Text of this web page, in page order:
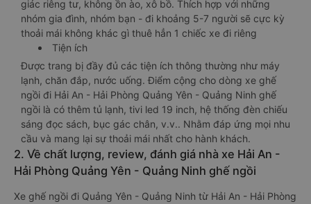
giác riêng tư, không ồn ào, xô bồ. Thích hợp với những
nhóm gia đình, nhóm bạn - đi khoảng 5-7 người sẽ cực kỳ
thoải mái không khác gì thuê hẳn 1 chiếc xe đi riêng
Tiện ích
Được trang bị đầy đủ các tiện ích thông thường như máy
lạnh, chăn đắp, nước uống. Điểm cộng cho dòng xe ghế
ngồi đi Hải An - Hải Phòng Quảng Yên - Quảng Ninh ghế
ngồi là có thêm tủ lạnh, tivi led 19 inch, hệ thống đèn chiếu
sáng đọc sách, bục gác chân, v.v.. Nhằm đáp ứng mọi nhu
cầu và mang lại sự thoải mái nhất cho hành khách.
2. Về chất lượng, review, đánh giá nhà xe Hải An -
Hải Phòng Quảng Yên - Quảng Ninh ghế ngồi
Xe ghế ngồi đi Quảng Yên - Quảng Ninh từ Hải An - Hải Phòng